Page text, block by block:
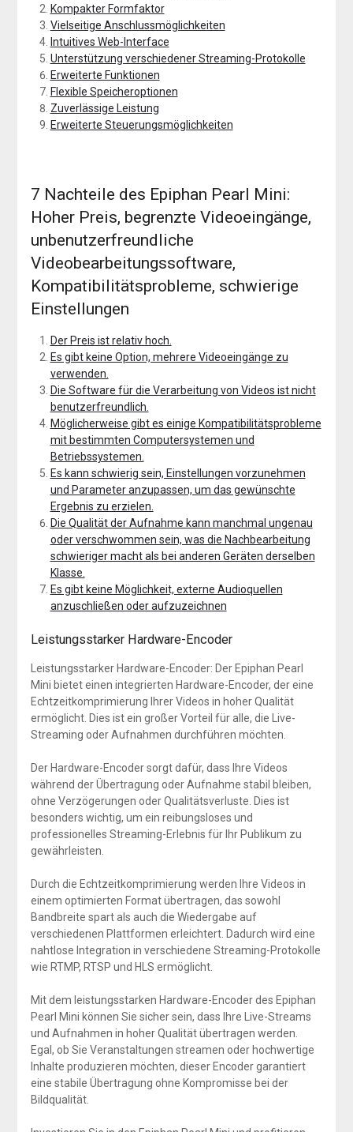
Kompakter Formfaktor
Vielseitige Anschlussmöglichkeiten
Intuitives Web-Interface
Unterstützung verschiedener Streaming-Protokolle
Erweiterte Funktionen
Flexible Speicheroptionen
Zuverlässige Leistung
Erweiterte Steuerungsmöglichkeiten
7 Nachteile des Epiphan Pearl Mini:
Hoher Preis, begrenzte Videoeingänge,
unbenutzerfreundliche
Videobearbeitungssoftware,
Kompatibilitätsprobleme, schwierige
Einstellungen
Der Preis ist relativ hoch.
Es gibt keine Option, mehrere Videoeingänge zu
verwenden.
Die Software für die Verarbeitung von Videos ist nicht
benutzerfreundlich.
Möglicherweise gibt es einige Kompatibilitätsprobleme
mit bestimmten Computersystemen und
Betriebssystemen.
Es kann schwierig sein, Einstellungen vorzunehmen
und Parameter anzupassen, um das gewünschte
Ergebnis zu erzielen.
Die Qualität der Aufnahme kann manchmal ungenau
oder verschwommen sein, was die Nachbearbeitung
schwieriger macht als bei anderen Geräten derselben
Klasse.
Es gibt keine Möglichkeit, externe Audioquellen
anzuschließen oder aufzuzeichnen
Leistungsstarker Hardware-Encoder
Leistungsstarker Hardware-Encoder: Der Epiphan Pearl
Mini bietet einen integrierten Hardware-Encoder, der eine
Echtzeitkomprimierung Ihrer Videos in hoher Qualität
ermöglicht. Dies ist ein großer Vorteil für alle, die Live-
Streaming oder Aufnahmen durchführen möchten.
Der Hardware-Encoder sorgt dafür, dass Ihre Videos
während der Übertragung oder Aufnahme stabil bleiben,
ohne Verzögerungen oder Qualitätsverluste. Dies ist
besonders wichtig, um ein reibungsloses und
professionelles Streaming-Erlebnis für Ihr Publikum zu
gewährleisten.
Durch die Echtzeitkomprimierung werden Ihre Videos in
einem optimierten Format übertragen, das sowohl
Bandbreite spart als auch die Wiedergabe auf
verschiedenen Plattformen erleichtert. Dadurch wird eine
nahtlose Integration in verschiedene Streaming-Protokolle
wie RTMP, RTSP und HLS ermöglicht.
Mit dem leistungsstarken Hardware-Encoder des Epiphan
Pearl Mini können Sie sicher sein, dass Ihre Live-Streams
und Aufnahmen in hoher Qualität übertragen werden.
Egal, ob Sie Veranstaltungen streamen oder hochwertige
Inhalte produzieren möchten, dieser Encoder garantiert
eine stabile Übertragung ohne Kompromisse bei der
Bildqualität.